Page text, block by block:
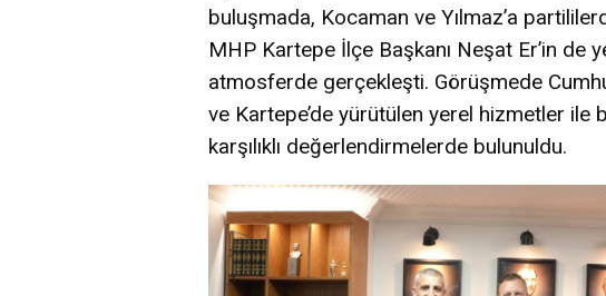
buluşmada, Kocaman ve Yılmaz’a
MHP Kartepe İlçe Başkanı Neşat Er’in de
atmosferde gerçekleşti. Görüşmede
ve Kartepe’de yürütülen yerel hizmetler ile
karşılıklı değerlendirmelerde bulunuldu.